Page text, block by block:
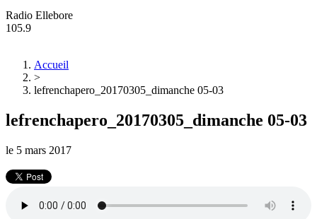
Radio Ellebore
105.9
Accueil
>
lefrenchapero_20170305_dimanche 05-03
lefrenchapero_20170305_dimanche 05-03
le 5 mars 2017